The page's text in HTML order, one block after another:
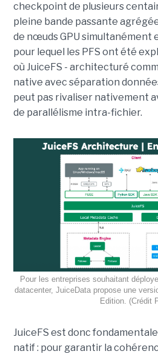
checkpoint de plusieurs
pleine bande passante
de nœuds GPU simultanément
pour lequel les PFS ont été
où JuiceFS - architecturé
native avec séparation
peut pas rivaliser nativement
de parallélisme intra-fichier.
Pour les entreprises souhaitant
datacenter, JuiceData propose une
Edition. (Crédit
JuiceFS est donc
natif : pour garantir la